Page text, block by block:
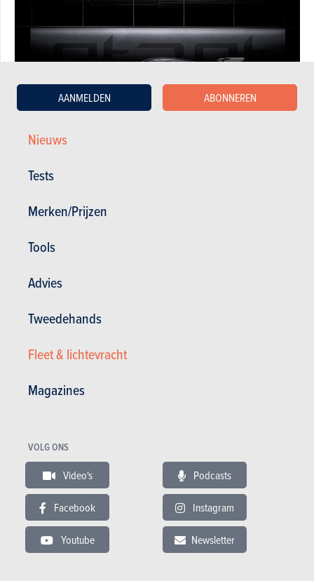
Nieuws
Tests
Merken/Prijzen
Tools
Advies
Tweedehands
Fleet & lichtevracht
Magazines
AANMELDEN ABONNEREN
VOLG ONS
Video's Podcasts
Facebook Instagram
Youtube Newsletter
De architectuur, koeling, aerodynamica en racecomponenten
maar vertrekken vanuit de eisen van de autosport. Dat maakt
deze conceptcar vooral interessant als richtingaanwijzer. Hij
ontwikkelen zonder vast te zitten aan de beperkingen van een
2. Ontworpen rond GT3-reglementen
lijn met de technische regels van de GT3-categorie. Dat
klantenracerij, enduranceprestaties en aerodynamische